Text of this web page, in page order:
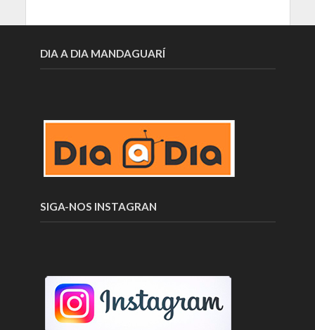
DIA A DIA MANDAGUARÍ
SIGA-NOS INSTAGRAN